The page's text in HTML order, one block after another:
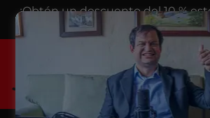
¡Obtén un descuento del 10 %
nuestros servicios!